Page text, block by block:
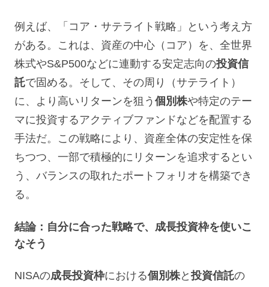
例えば、「コア・サテライト戦略」という考え方
がある。これは、資産の中心（コア）を、全世界
株式やS&P500などに連動する安定志向の投資信
託で固める。そして、その周り（サテライト）
に、より高いリターンを狙う 個別株や特定のテー
マに投資するアクティブファンドなどを配置する
手法だ。この戦略により、資産全体の安定性を保
ちつつ、一部で積極的にリターンを追求するとい
う、バランスの取れたポートフォリオを構築でき
る。
結論：自分に合った戦略で、成長投資枠を使いこ
なそう
NISAの成長投資枠における個別株と 投資信託の